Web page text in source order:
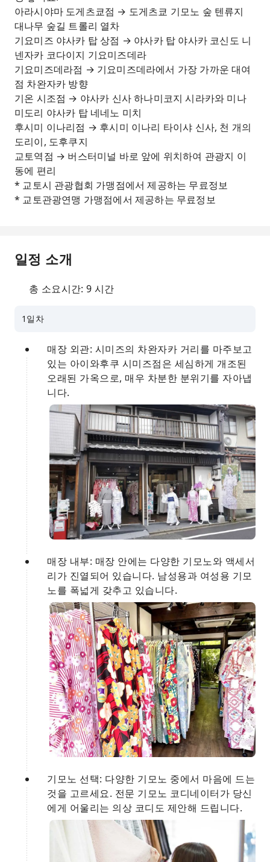
아라시야마 도게츠쿄점 → 도게츠쿄 기모노 숲 텐류지
대나무 숲길 트롤리 열차
기요미즈 야사카 탑 상점 → 야사카 탑 야사카 코신도 니
넨자카 코다이지 기요미즈데라
기요미즈데라점 → 기요미즈데라에서 가장 가까운 대여
점 차완자카 방향
기온 시조점 → 야사카 신사 하나미코지 시라카와 미나
미도리 야사카 탑 네네노 미치
후시미 이나리점 → 후시미 이나리 타이샤 신사, 천 개의
도리이, 도후쿠지
교토역점 → 버스터미널 바로 앞에 위치하여 관광지 이
동에 편리
* 교토시 관광협회 가맹점에서 제공하는 무료정보
* 교토관광연맹 가맹점에서 제공하는 무료정보
일정 소개
총 소요시간: 9 시간
1일차
매장 외관: 시미즈의 차완자카 거리를 마주보고
있는 아이와후쿠 시미즈점은 세심하게 개조된
오래된 가옥으로, 매우 차분한 분위기를 자아냅
니다.
매장 내부: 매장 안에는 다양한 기모노와 액세서
리가 진열되어 있습니다. 남성용과 여성용 기모
노를 폭넓게 갖추고 있습니다.
기모노 선택: 다양한 기모노 중에서 마음에 드는
것을 고르세요. 전문 기모노 코디네이터가 당신
에게 어울리는 의상 코디도 제안해 드립니다.